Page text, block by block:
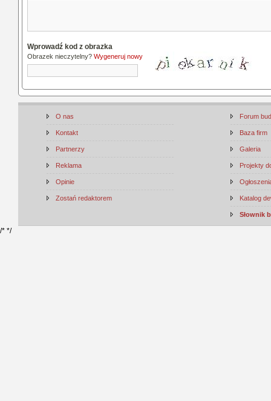
Wprowadź kod z obrazka
Obrazek nieczytelny? Wygeneruj nowy
O nas
Kontakt
Partnerzy
Reklama
Opinie
Zostań redaktorem
Forum
Baza firm
Galeria
Projekty
Katalog
Słownik
/* */